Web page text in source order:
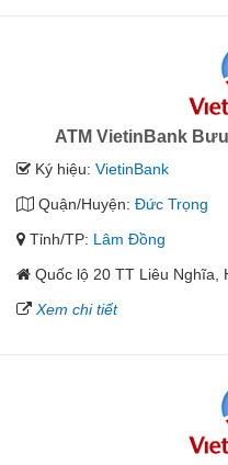
ATM VietinBank
Ký hiệu: VietinBank
Quận/Huyện: Đức Trọng
Tỉnh/TP: Lâm Đồng
Quốc lộ 20 TT Liêu Nghĩa,
Xem chi tiết